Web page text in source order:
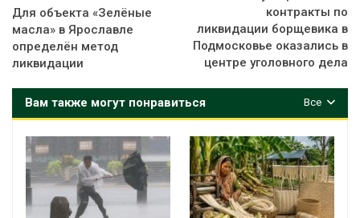
Для объекта «Зелёные
масла» в Ярославле
определён метод
ликвидации
контракты по
ликвидации борщевика в
Подмосковье оказались в
центре уголовного дела
Все
Вам также могут понравиться